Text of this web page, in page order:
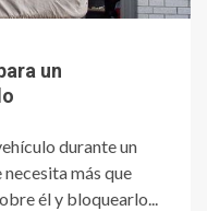
un
durante un
más que
él y bloquearlo...